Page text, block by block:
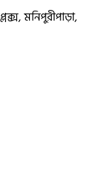
মনিপুরীপাড়া,